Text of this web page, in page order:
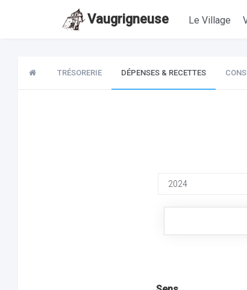
Vaugrigneuse Le Village
TRÉSORERIE DÉPENSES & RECETTES